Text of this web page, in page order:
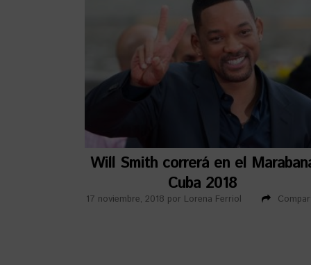
Will Smith correrá en el
Cuba 2018
17 noviembre, 2018 por Lorena Ferriol